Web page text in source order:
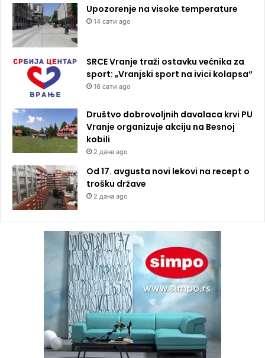
Upozorenje na visoke temperature
14 сати ago
SRCE Vranje traži ostavku većnika za
sport: „Vranjski sport na ivici kolapsa“
16 сати ago
Društvo dobrovoljnih davalaca krvi PU
Vranje organizuje akciju na Besnoj
kobili
2 дана ago
Od 17. avgusta novi lekovi na recept o
trošku države
2 дана ago